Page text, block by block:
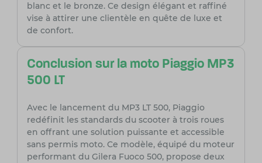
blanc et le bronze. Ce design élégant et raffiné
vise à attirer une clientèle en quête de luxe et
de confort.
Conclusion sur la moto Piaggio MP3
500 LT
Avec le lancement du MP3 LT 500, Piaggio
redéfinit les standards du scooter à trois roues
en offrant une solution puissante et accessible
sans permis moto. Ce modèle, équipé du moteur
performant du Gilera Fuoco 500, propose deux